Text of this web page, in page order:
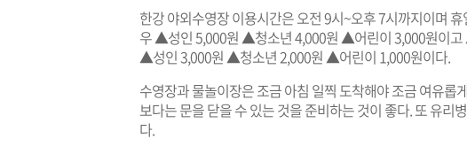
한강 야외수영장 이용시간은 오전 9시~오후 7시까지이며
우 ▲성인 5,000원 ▲청소년 4,000원 ▲어린이 3,000원이
▲성인 3,000원 ▲청소년 2,000원 ▲어린이 1,000원이다.
수영장과 물놀이장은 조금 아침 일찍 도착해야 조금 여유롭
보다는 문을 닫을 수 있는 것을 준비하는 것이 좋다. 또 유리
다.